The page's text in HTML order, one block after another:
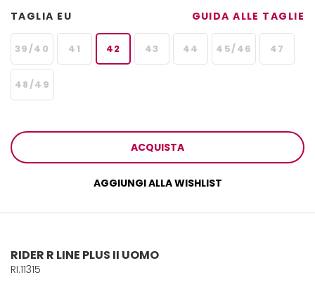
TAGLIA EU GUIDA ALLE TAGLIE
39/40 41 42 43 44 45/46 47
48/49
ACQUISTA
AGGIUNGI ALLA WISHLIST
RIDER R LINE PLUS II UOMO
RI.11315